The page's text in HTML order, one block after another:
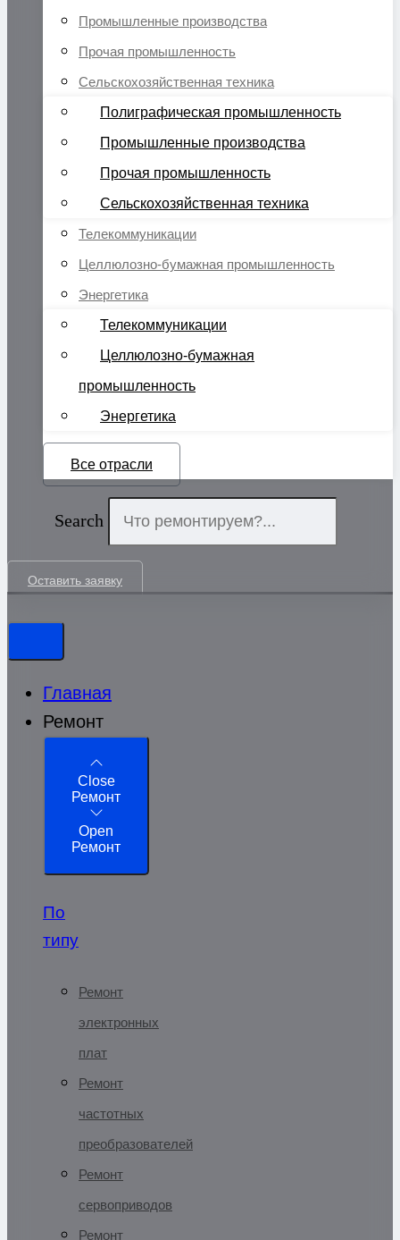
Промышленные производства
Прочая промышленность
Сельскохозяйственная техника
Полиграфическая промышленность
Промышленные производства
Прочая промышленность
Сельскохозяйственная техника
Телекоммуникации
Целлюлозно-бумажная промышленность
Энергетика
Телекоммуникации
Целлюлозно-бумажная
промышленность
Энергетика
Все отрасли
Search
Оставить заявку
Главная
Ремонт
Close
Ремонт
Open
Ремонт
По
типу
Ремонт
электронных
плат
Ремонт
частотных
преобразователей
Ремонт
сервоприводов
Ремонт